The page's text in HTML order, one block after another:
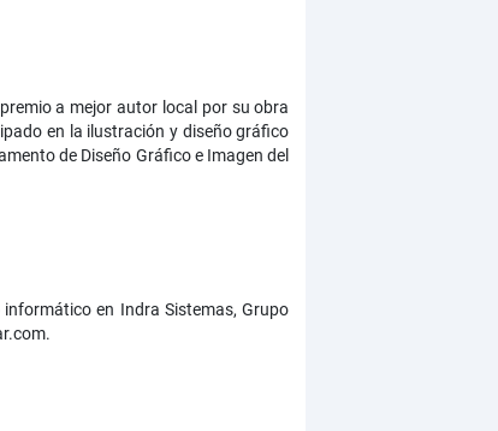
a mejor autor local por su obra
en la ilustración y diseño gráfico
de Diseño Gráfico e Imagen del
en Indra Sistemas, Grupo